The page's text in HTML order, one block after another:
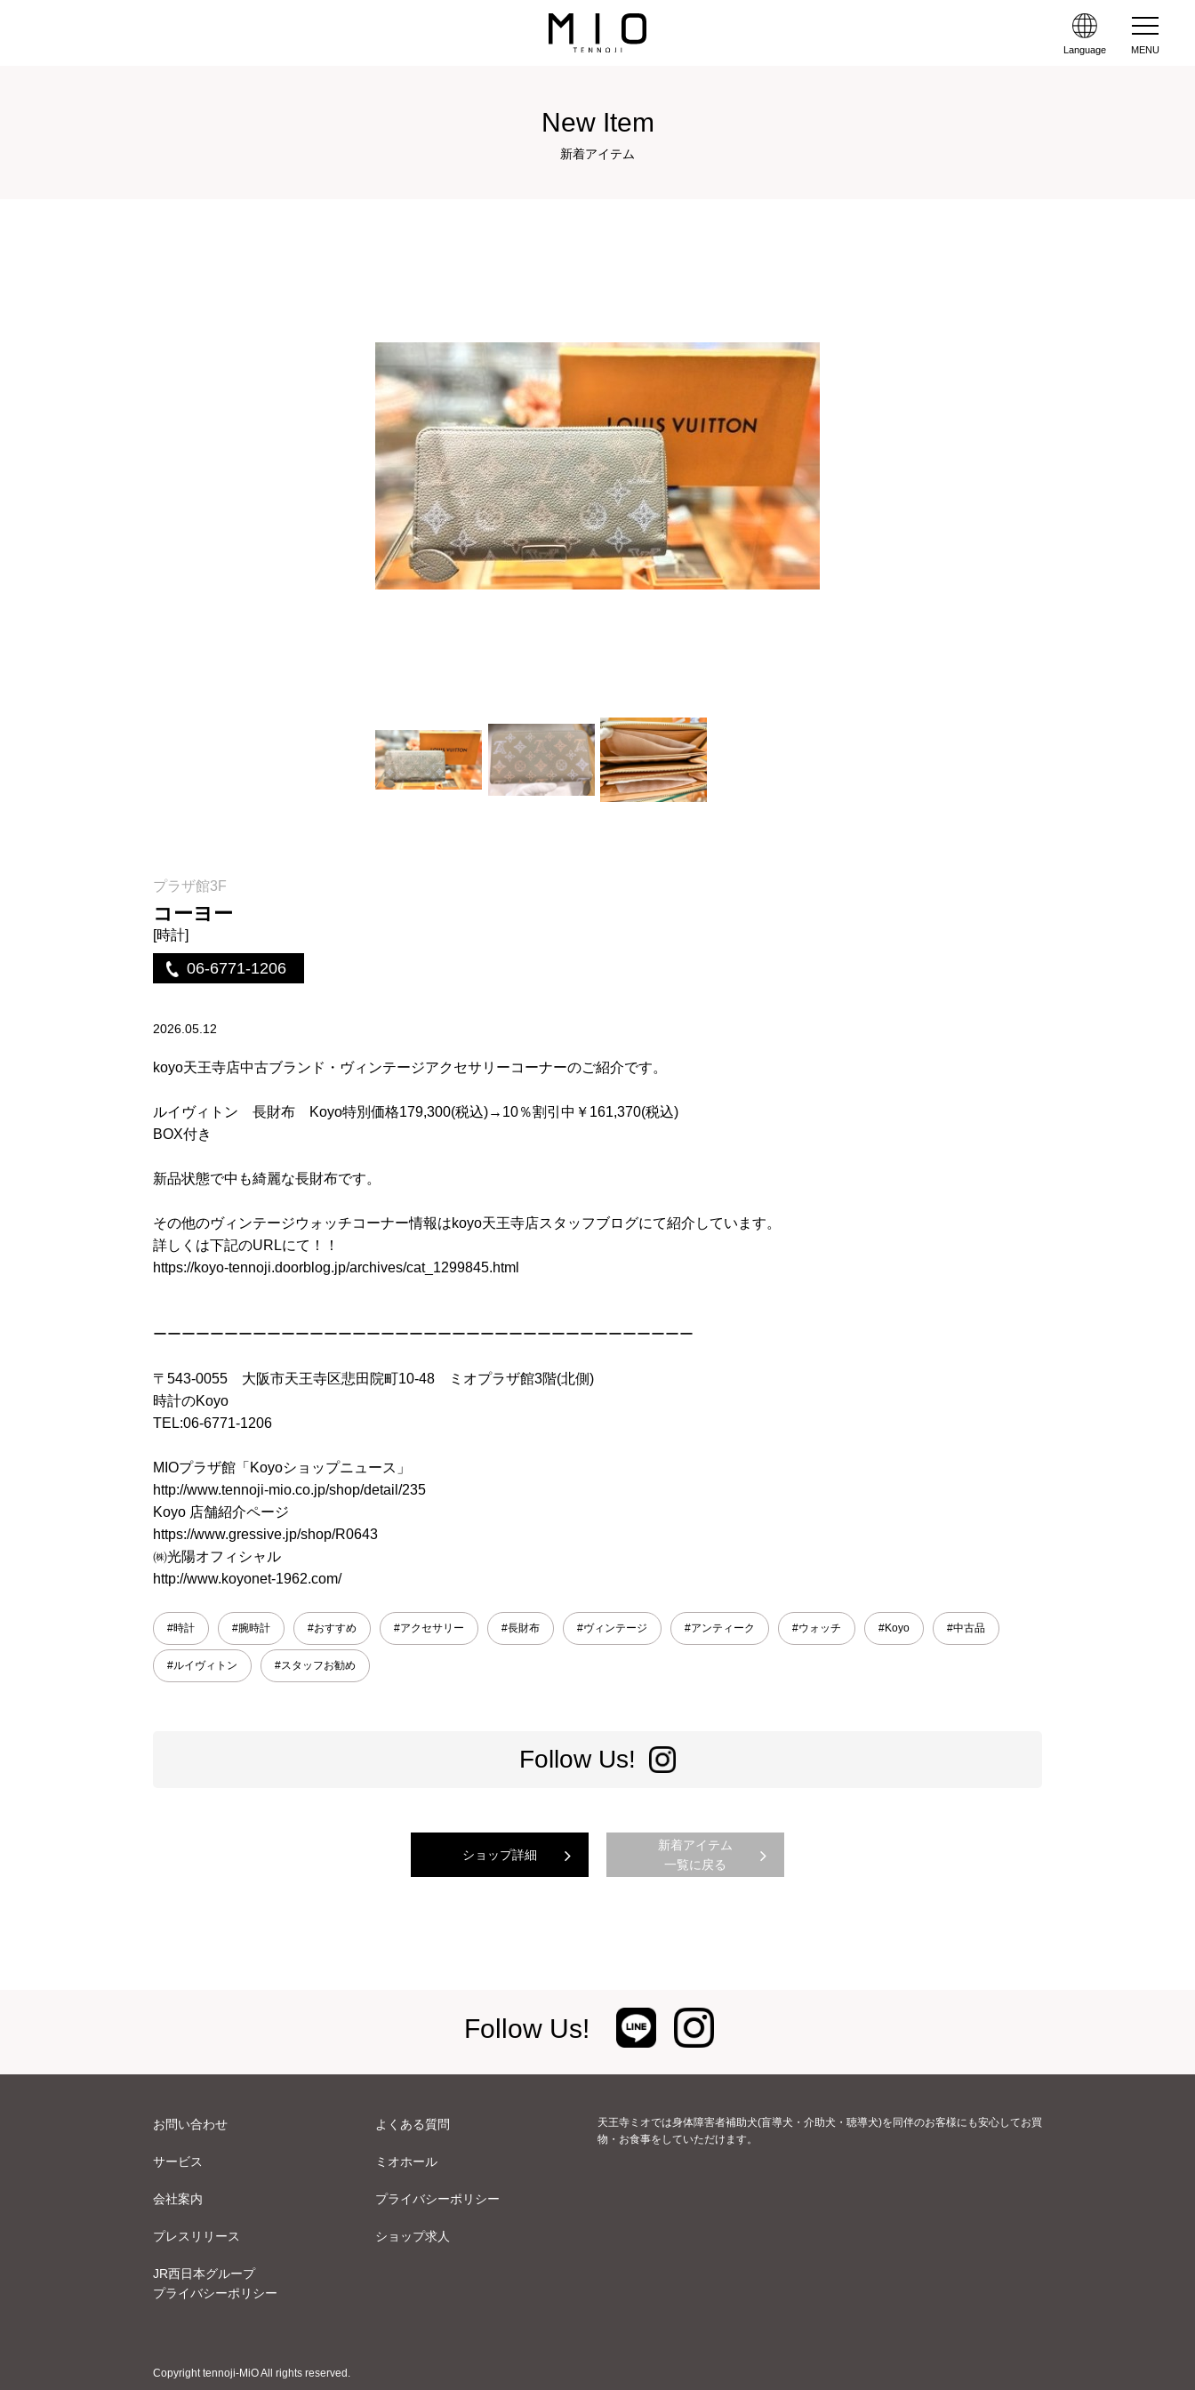
Language MENU
New Item
新着アイテム
プラザ館3F
コーヨー
[時計]
06-6771-1206
2026.05.12
koyo天王寺店中古ブランド・ヴィンテージアクセサリーコーナーのご紹介です。
ルイヴィトン 長財布 Koyo特別価格179,300(税込)→10％割引中￥161,370(税込)
BOX付き
新品状態で中も綺麗な長財布です。
その他のヴィンテージウォッチコーナー情報はkoyo天王寺店スタッフブログにて紹介しています。
詳しくは下記のURLにて！！
https://koyo-tennoji.doorblog.jp/archives/cat_1299845.html
ーーーーーーーーーーーーーーーーーーーーーーーーーーーーーーーーーーーーーー
〒543-0055 大阪市天王寺区悲田院町10-48 ミオプラザ館3階(北側)
時計のKoyo
TEL:06-6771-1206
MIOプラザ館「Koyoショップニュース」
http://www.tennoji-mio.co.jp/shop/detail/235
Koyo 店舗紹介ページ
https://www.gressive.jp/shop/R0643
㈱光陽オフィシャル
http://www.koyonet-1962.com/
#時計 #腕時計 #おすすめ #アクセサリー #長財布 #ヴィンテージ #アンティーク #ウォッチ #Koyo #中古品
#ルイヴィトン #スタッフお勧め
Follow Us!
ショップ詳細
新着アイテム
一覧に戻る
Follow Us!
お問い合わせ よくある質問
サービス ミオホール
会社案内 プライバシーポリシー
プレスリリース ショップ求人
JR西日本グループ
プライバシーポリシー
天王寺ミオでは身体障害者補助犬(盲導犬・介助犬・聴導犬)を同伴のお客様にも安心してお買
物・お食事をしていただけます。
Copyright tennoji-MiO All rights reserved.